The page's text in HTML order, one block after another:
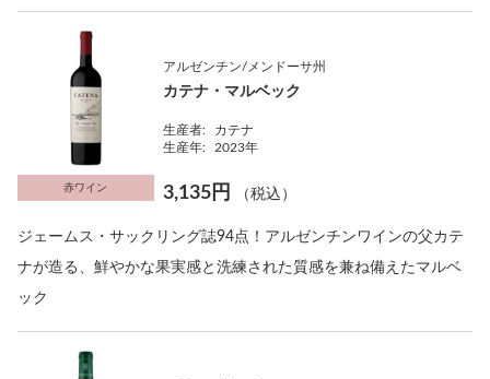
赤ワイン
アルゼンチン/メンドーサ州
カテナ・マルベック
生産者:
カテナ
生産年:
2023年
3,135円 （税込）
ジェームス・サックリング誌94点！アルゼンチンワインの父カテ
ナが造る、鮮やかな果実感と洗練された質感を兼ね備えたマルベ
ック